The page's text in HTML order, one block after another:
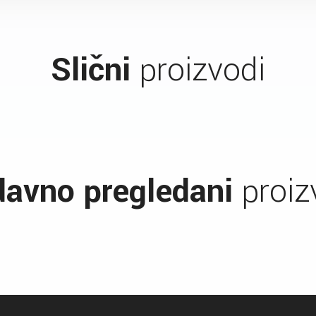
Slični proizvodi
pregledani